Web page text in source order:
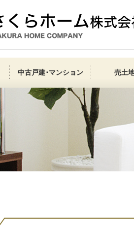
中古戸建･マンション 売土